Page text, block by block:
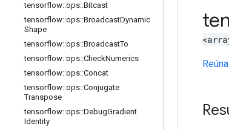
tensorflow::ops::Bitcast
tensorflow::ops::BroadcastDynamic
Shape
tensorflow::ops::BroadcastTo
tensorflow::ops::CheckNumerics
tensorflow::ops::Concat
tensorflow::ops::Conjugate
Transpose
tensorflow::ops::DebugGradient
Identity
Reúna